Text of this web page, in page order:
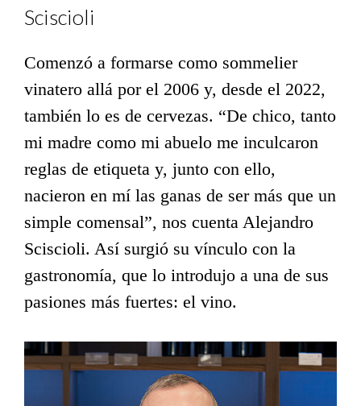
Sciscioli
Comenzó a formarse como sommelier
vinatero allá por el 2006 y, desde el 2022,
también lo es de cervezas. “De chico, tanto
mi madre como mi abuelo me inculcaron
reglas de etiqueta y, junto con ello,
nacieron en mí las ganas de ser más que un
simple comensal”, nos cuenta Alejandro
Sciscioli. Así surgió su vínculo con la
gastronomía, que lo introdujo a una de sus
pasiones más fuertes: el vino.